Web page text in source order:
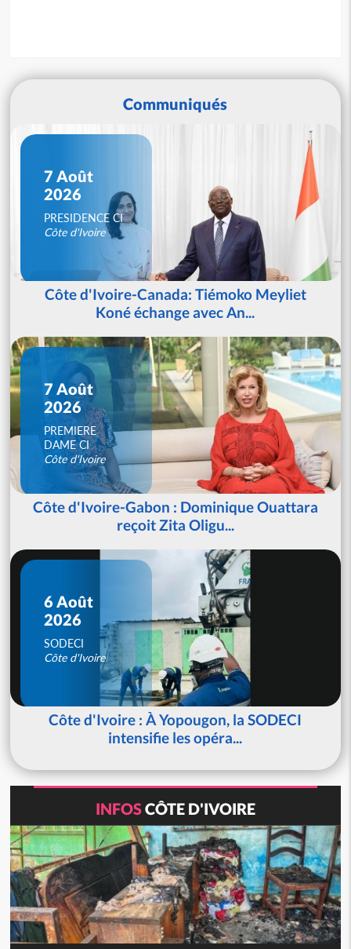
Communiqués
7 Août
2026
PRESIDENCE CI
Côte d'Ivoire
Côte d'Ivoire-Canada: Tiémoko Meyliet
Koné échange avec An...
7 Août
2026
PREMIERE
DAME CI
Côte d'Ivoire
Côte d'Ivoire-Gabon : Dominique Ouattara
reçoit Zita Oligu...
6 Août
2026
SODECI
Côte d'Ivoire
Côte d'Ivoire : À Yopougon, la SODECI
intensifie les opéra...
INFOSCÔTE D'IVOIRE